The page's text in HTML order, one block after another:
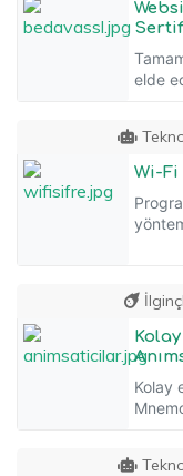
elde
Wi-Fi
Kolay